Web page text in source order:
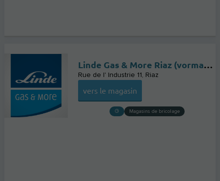
Linde Gas & More Riaz (vormals PanGas)
Rue de l' Industrie 11 Riaz
vers le magasin
Magasins de bricolage